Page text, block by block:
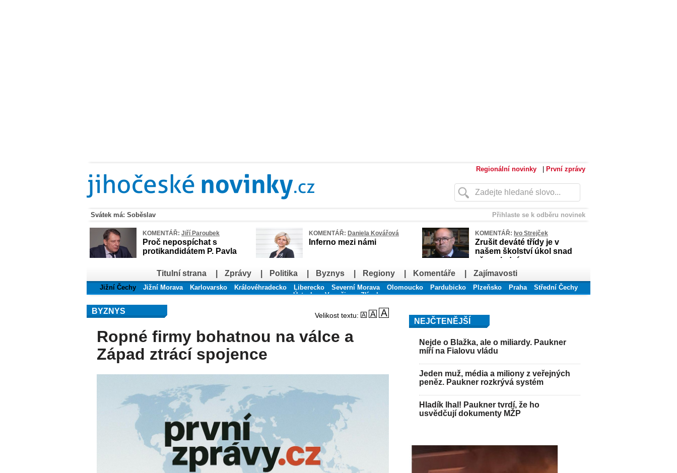
Regionální novinky První zprávy
Přihlaste se k odběru novinek
Svátek má: Soběslav
KOMENTÁŘ: Jiří Paroubek
Proč nepospíchat s
protikandidátem P. Pavla
KOMENTÁŘ: Daniela Kovářová
Inferno mezi námi
KOMENTÁŘ: Ivo Strejček
Zrušit deváté třídy je v
našem školství úkol snad
až poslední
Titulní strana
Zprávy Politika Byznys Regiony Komentáře Zajímavosti
Jižní Čechy Jižní Morava Karlovarsko Královéhradecko Liberecko Severní Morava Olomoucko Pardubicko Plzeňsko Praha
Střední Čechy
Ústecko
Vysočina Zlínsko
BYZNYS Velikost textu:
Ropné firmy bohatnou na válce a
Západ ztrácí spojence
NEJČTENĚJŠÍ
Nejde o Blažka, ale o miliardy. Paukner
míří na Fialovu vládu
Jeden muž, média a miliony z veřejných
peněz. Paukner rozkrývá systém
Hladík lhal! Paukner tvrdí, že ho
usvědčují dokumenty MŽP